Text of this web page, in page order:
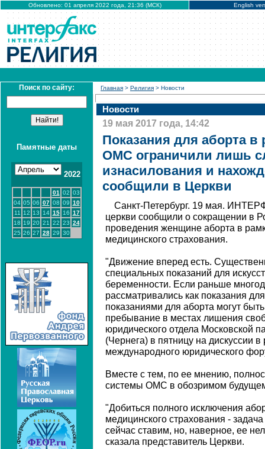
Обновлено: 01 апреля 2022 года, 21:36 (МСК) English
Поиск по сайту:
Памятные даты
2022
01 02 03
04 05 06 07 08 09 10
11
12 13 14 15 16 17
18 19 20 21 22 23 24
25 26 27 28 29 30
Главная > Религия > Новости
Новости
19 мая 2017 года, 14:42
Показания для аборта в
ОМС ограничили лишь
изнасилования и
сообщили в Церкви
Санкт-Петербург. 19 мая.
церкви сообщили о сокращении в
проведения женщине аборта в
медицинского страхования.
"Движение вперед есть.
специальных показаний для
беременности. Если раньше
рассматривались как показания
показаниями для аборта могут
пребывание в местах лишения
юридического отдела Московской
(Чернега) в пятницу на дискуссии
международного юридического
Вместе с тем, по ее мнению,
системы ОМС в обозримом
"Добиться полного исключения
медицинского страхования -
сейчас ставим, но, наверное, ее
сказала представитель Церкви.